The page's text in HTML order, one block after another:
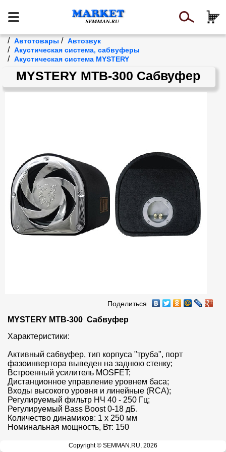
/ Автотовары / Автозвук
/ Акустическая система, сабвуферы
/ Акустическая система MYSTERY
MYSTERY MTB-300 Сабвуфер
Поделиться
MYSTERY MTB-300  Сабвуфер
Характеристики:
Активный сабвуфер, тип корпуса "труба", порт
фазоинвертора выведен на заднюю стенку;
Встроенный усилитель MOSFET;
Дистанционное управление уровнем баса;
Входы высокого уровня и линейные (RCA);
Регулируемый фильтр НЧ 40 - 250 Гц;
Регулируемый Bass Boost 0-18 дБ.
Количество динамиков: 1 х 250 мм
Номинальная мощность, Вт: 150
Copyright © SEMMAN.RU, 2026